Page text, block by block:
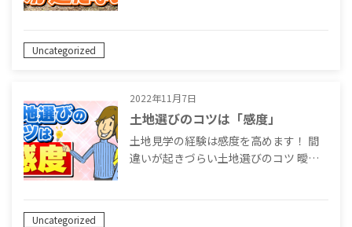
Uncategorized
2022年11月7日
土地選びのコツは「感度」
土地見学の経験は感度を高めます！ 間
違いが起きづらい土地選びのコツ 曖…
Uncategorized